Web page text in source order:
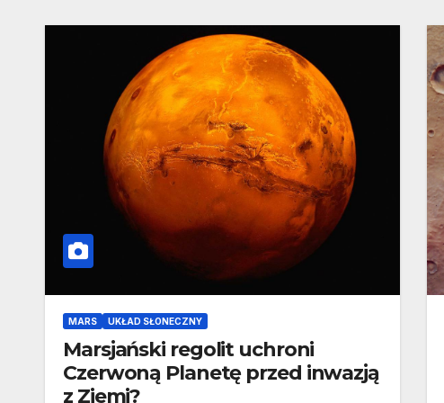
MARS UKŁAD SŁONECZNY
Marsjański regolit uchroni
Czerwoną Planetę przed inwazją
z Ziemi?